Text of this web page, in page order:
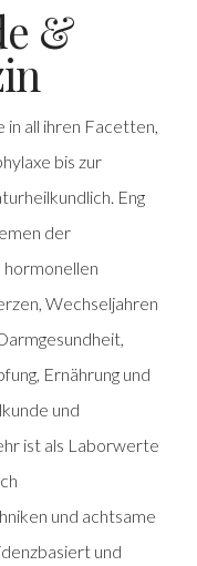
&
in all ihren Facetten,
bis zur
Eng
der
hormonellen
Wechseljahren
Ernährung und
und
ist als Laborwerte
und achtsame
und